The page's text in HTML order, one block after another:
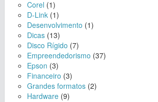
Corel (1)
D-Link (1)
Desenvolvimento (1)
Dicas (13)
Disco Rígido (7)
Empreendedorismo (37)
Epson (3)
Financeiro (3)
Grandes formatos (2)
Hardware (9)